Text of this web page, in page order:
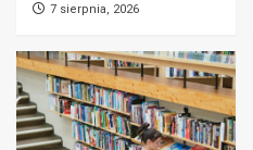
7 sierpnia, 2026